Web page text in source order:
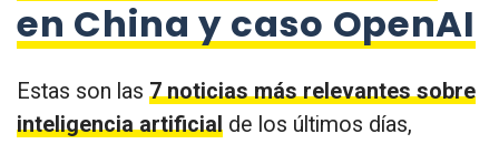
en China y caso OpenAI
Estas son las 7 noticias más relevantes sobre
inteligencia artificial de los últimos días,